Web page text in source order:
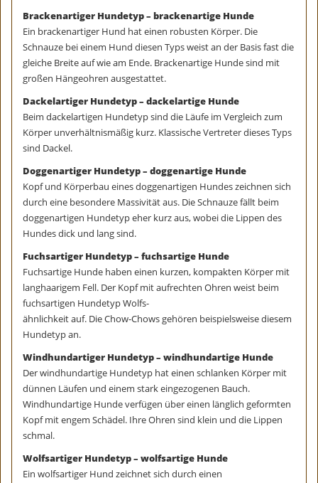
Brackenartiger Hundetyp – brackenartige Hunde
Ein brackenartiger Hund hat einen robusten Körper. Die
Schnauze bei einem Hund diesen Typs weist an der Basis fast die
gleiche Breite auf wie am Ende. Brackenartige Hunde sind mit
großen Hängeohren ausgestattet.
Dackelartiger Hundetyp – dackelartige Hunde
Beim dackelartigen Hundetyp sind die Läufe im Vergleich zum
Körper unverhältnismäßig kurz. Klassische Vertreter dieses Typs
sind Dackel.
Doggenartiger Hundetyp – doggenartige Hunde
Kopf und Körperbau eines doggenartigen Hundes zeichnen sich
durch eine besondere Massivität aus. Die Schnauze fällt beim
doggenartigen Hundetyp eher kurz aus, wobei die Lippen des
Hundes dick und lang sind.
Fuchsartiger Hundetyp – fuchsartige Hunde
Fuchsartige Hunde haben einen kurzen, kompakten Körper mit
langhaarigem Fell. Der Kopf mit aufrechten Ohren weist beim
fuchsartigen Hundetyp Wolfs-
ähnlichkeit auf. Die Chow-Chows gehören beispielsweise diesem
Hundetyp an.
Windhundartiger Hundetyp – windhundartige Hunde
Der windhundartige Hundetyp hat einen schlanken Körper mit
dünnen Läufen und einem stark eingezogenen Bauch.
Windhundartige Hunde verfügen über einen länglich geformten
Kopf mit engem Schädel. Ihre Ohren sind klein und die Lippen
schmal.
Wolfsartiger Hundetyp – wolfsartige Hunde
Ein wolfsartiger Hund zeichnet sich durch einen